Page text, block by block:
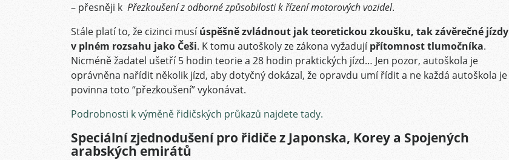
– přesněji k Přezkoušení z odborné způsobilosti k řízení motorových vozidel.
Stále platí to, že cizinci musíúspěšně zvládnout jak teoretickou zkoušku, tak závěrečné jízdy
v plném rozsahu jako Češi. K tomu autoškoly ze zákona vyžadujípřítomnost tlumočníka.
Nicméně žadatel ušetří 5 hodin teorie a 28 hodin praktických jízd… Jen pozor, autoškola je
oprávněna nařídit několik jízd, aby dotyčný dokázal, že opravdu umí řídit a ne každá autoškola je
povinna toto “přezkoušení” vykonávat.
Podrobnosti k výměně řidičských průkazů najdete tady.
Speciální zjednodušení pro řidiče z Japonska, Korey a Spojených
arabských emirátů